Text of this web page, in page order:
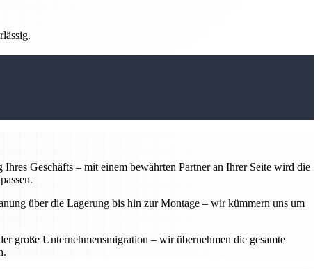
Geschäfts – mit einem bewährten Partner an Ihrer Seite wird die
über die Lagerung bis hin zur Montage – wir kümmern uns um
große Unternehmensmigration – wir übernehmen die gesamte